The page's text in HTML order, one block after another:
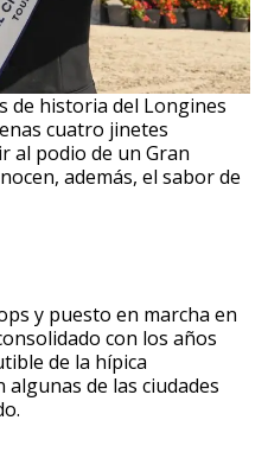
de historia del Longines
cuatro jinetes
al podio de un Gran
además, el sabor de
y puesto en marcha en
con los años
de la hípica
de las ciudades